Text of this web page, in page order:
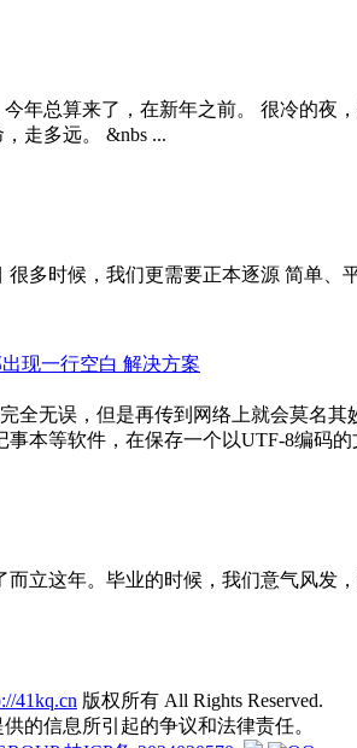
年总算来了，在新年之前。 很冷的夜
走多远。 &nbs ...
多时候，我们更需要正本逐源 简单、
现一行空白 解决方案
全无误，但是再传到网络上就会莫名
本等软件，在保存一个以UTF-8编码
而立这年。毕业的时候，我们意气风
41kq.cn 版权所有 All Rights Reserved.
的信息所引起的争议和法律责任。